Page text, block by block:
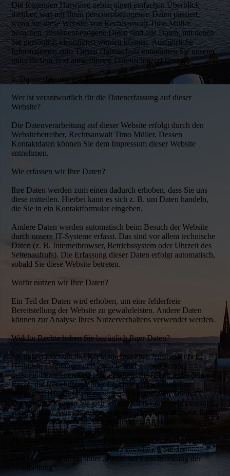
Die folgenden Hinweise geben einen einfachen Überblick
darüber, was mit Ihren personenbezogenen Daten passiert,
wenn Sie diese Website von Rechtsanwalt Timo Müller
besuchen. Personenbezogene Daten sind alle Daten, mit denen
Sie persönlich identifiziert werden können. Ausführliche
Informationen zum Thema Datenschutz entnehmen Sie unserer
unter diesem Text aufgeführten Datenschutzerklärung.
b. Datenerfassung auf dieser Website
Wer ist verantwortlich für die Datenerfassung auf dieser
Website?
Die Datenverarbeitung auf dieser Website erfolgt durch den
Websitebetreiber, Rechtsanwalt Timo Müller. Dessen
Kontaktdaten können Sie dem Impressum dieser Website
entnehmen.
Wie erfassen wir Ihre Daten?
Ihre Daten werden zum einen dadurch erhoben, dass Sie uns
diese mitteilen. Hierbei kann es sich z. B. um Daten handeln,
die Sie in ein Kontaktformular eingeben.
Andere Daten werden automatisch beim Besuch der Website
durch unsere IT-Systeme erfasst. Das sind vor allem technische
Daten (z. B. Internetbrowser, Betriebssystem oder Uhrzeit des
Seitenaufrufs). Die Erfassung dieser Daten erfolgt automatisch,
sobald Sie diese Website betreten.
Wofür nutzen wir Ihre Daten?
Ein Teil der Daten wird erhoben, um eine fehlerfreie
Bereitstellung der Website zu gewährleisten. Andere Daten
können zur Analyse Ihres Nutzerverhaltens verwendet werden.
Welche Rechte haben Sie bezüglich Ihrer Daten?
Sie haben jederzeit das Recht unentgeltlich Auskunft über
Herkunft, Empfänger und Zweck Ihrer gespeicherten
personenbezogenen Daten zu erhalten. Sie haben außerdem ein
Recht, die Berichtigung oder Löschung dieser Daten zu
verlangen. Hierzu sowie zu weiteren Fragen zum Thema
Datenschutz können Sie sich jederzeit unter der im Impressum
angegebenen Adresse an uns wenden. Des Weiteren steht Ihnen
ein Beschwerderecht bei der zuständigen Aufsichtsbehörde zu.
Außerdem haben Sie das Recht, unter bestimmten Umständen
die Einschränkung der Verarbeitung Ihrer personenbezogenen
Daten zu verlangen. Details hierzu entnehmen Sie der
Datenschutzerklärung unter „Recht auf Einschränkung der
Verarbeitung“.